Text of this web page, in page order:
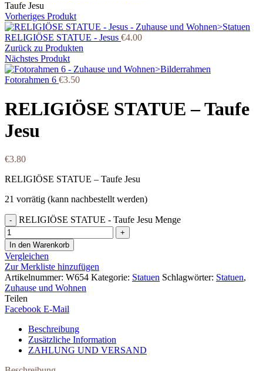
Taufe Jesu
Vorheriges Produkt
RELIGIÖSE STATUE - Jesus €4.00
Zurück zu Produkten
Nächstes Produkt
Fotorahmen 6 €3.50
RELIGIÖSE STATUE – Taufe
Jesu
€3.80
RELIGIÖSE STATUE – Taufe Jesu
21 vorrätig (kann nachbestellt werden)
RELIGIÖSE STATUE - Taufe Jesu Menge
In den Warenkorb
Vergleichen
Zur Merkliste hinzufügen
Artikelnummer: W654 Kategorie: Statuen Schlagwörter: Statuen,
Zuhause und Wohnen
Teilen
Facebook E-Mail
Beschreibung
Zusätzliche Information
ZAHLUNG UND VERSAND